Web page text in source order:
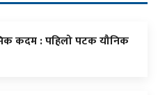
कदम : पहिलो पटक यौनिक